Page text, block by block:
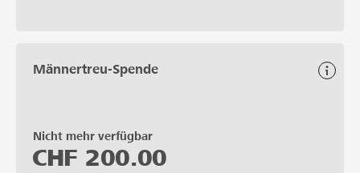
Männertreu-Spende
Nicht mehr verfügbar
CHF 200.00